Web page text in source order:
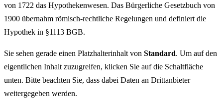
von 1722 das Hypothekenwesen. Das Bürgerliche Gesetzbuch von
1900 übernahm römisch-rechtliche Regelungen und definiert die
Hypothek in §1113 BGB.
Sie sehen gerade einen Platzhalterinhalt von Standard. Um auf den
eigentlichen Inhalt zuzugreifen, klicken Sie auf die Schaltfläche
unten. Bitte beachten Sie, dass dabei Daten an Drittanbieter
weitergegeben werden.